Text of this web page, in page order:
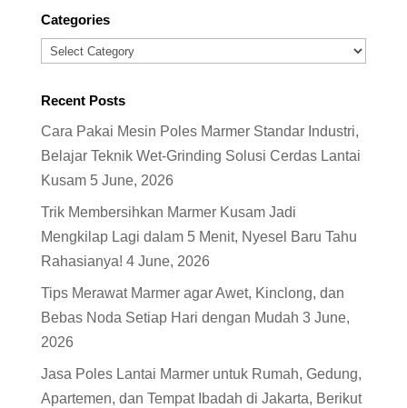
Categories
Categories
Recent Posts
Cara Pakai Mesin Poles Marmer Standar Industri,
Belajar Teknik Wet-Grinding Solusi Cerdas Lantai
Kusam 5 June, 2026
Trik Membersihkan Marmer Kusam Jadi
Mengkilap Lagi dalam 5 Menit, Nyesel Baru Tahu
Rahasianya! 4 June, 2026
Tips Merawat Marmer agar Awet, Kinclong, dan
Bebas Noda Setiap Hari dengan Mudah 3 June,
2026
Jasa Poles Lantai Marmer untuk Rumah, Gedung,
Apartemen, dan Tempat Ibadah di Jakarta, Berikut